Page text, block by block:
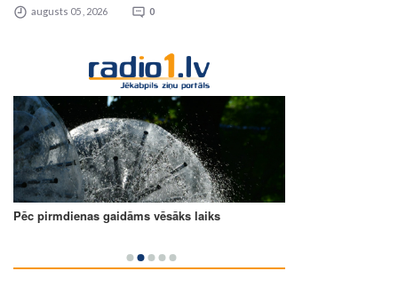
augusts 05 , 2026 0